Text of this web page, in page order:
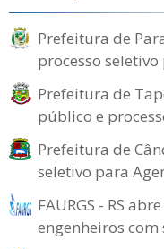
Prefeitura de
processo
Prefeitura de
público e
Prefeitura de
seletivo para
FAURGS - RS
engenheiros com